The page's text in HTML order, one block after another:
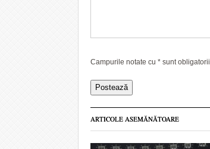
Campurile notate cu * sunt obligatorii
ARTICOLE ASEMĂNĂTOARE